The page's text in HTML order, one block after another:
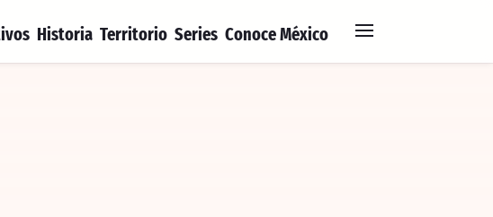
Historia Territorio Series Conoce México